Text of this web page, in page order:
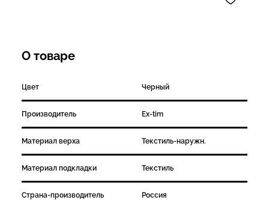
О товаре
Цвет Черный
Производитель Ex-tim
Материал верха Текстиль-наружн.
Материал подкладки Текстиль
Страна-производитель Россия